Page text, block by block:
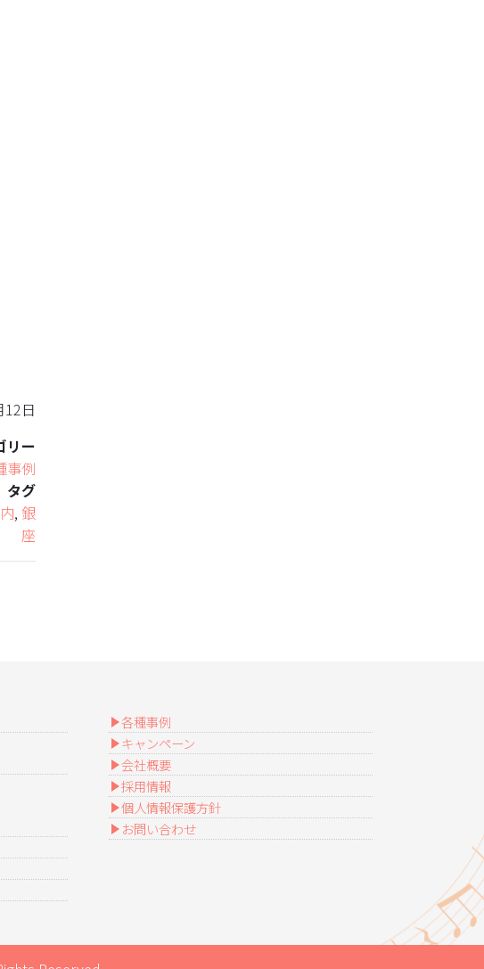
日
リー
事例
タグ
, 銀
座
各種事例
キャンペーン
会社概要
採用情報
個人情報保護方針
お問い合わせ